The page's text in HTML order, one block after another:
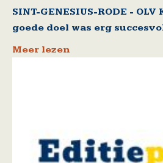
SINT-GENESIUS-RODE -
goede doel was erg
Meer lezen